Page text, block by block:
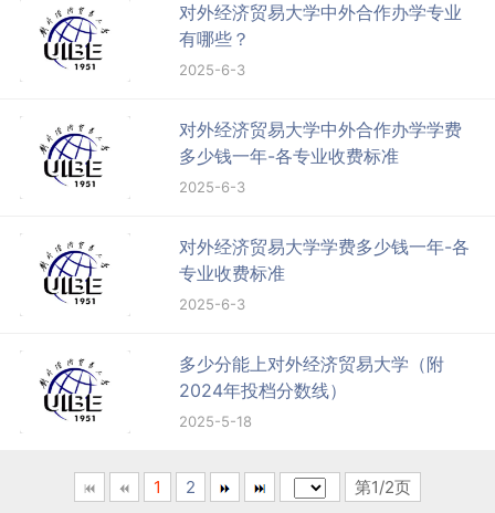
对外经济贸易大学中外合作办学专业
有哪些？
2025-6-3
对外经济贸易大学中外合作办学学费
多少钱一年-各专业收费标准
2025-6-3
对外经济贸易大学学费多少钱一年-各
专业收费标准
2025-6-3
多少分能上对外经济贸易大学（附
2024年投档分数线）
2025-5-18
1 2 第1/2页